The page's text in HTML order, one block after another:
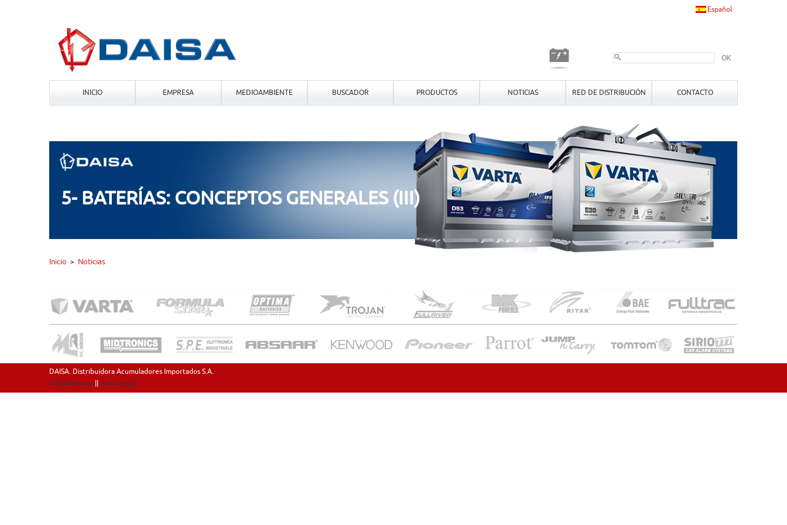
INICIO EMPRESA MEDIOAMBIENTE BUSCADOR PRODUCTOS NOTICIAS RED DE DISTRIBUCIÓN CONTACTO
Español
OK
5- BATERÍAS: CONCEPTOS GENERALES (III)
Inicio > Noticias
DAISA. Distribuidora Acumuladores Importados S.A.
info@daisa.es
Aviso Legal